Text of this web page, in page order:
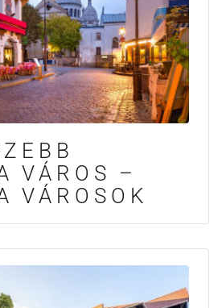
VÁROS –
VÁROSOK